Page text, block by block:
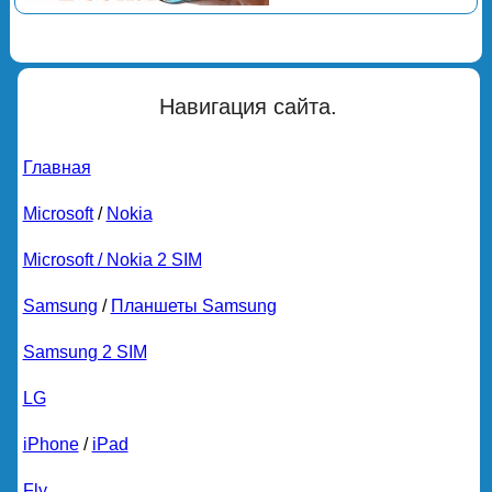
Навигация сайта.
Главная
Microsoft/ Nokia
Microsoft / Nokia 2 SIM
Samsung / Планшеты Samsung
Samsung 2 SIM
LG
iPhone/ iPad